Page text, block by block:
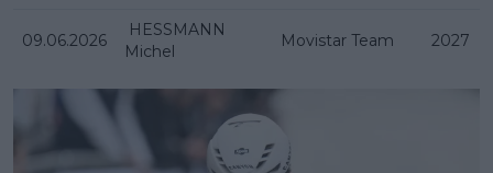
09.06.2026
HESSMANN
Michel
Movistar Team 2027